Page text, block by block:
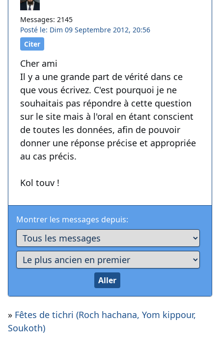
Messages: 2145
Posté le: Dim 09 Septembre 2012, 20:56
Citer
Cher ami
Il y a une grande part de vérité dans ce
que vous écrivez. C'est pourquoi je ne
souhaitais pas répondre à cette question
sur le site mais à l'oral en étant conscient
de toutes les données, afin de pouvoir
donner une réponse précise et appropriée
au cas précis.
Kol touv !
Montrer les messages depuis:
» Fêtes de tichri (Roch hachana, Yom kippour,
Soukoth)